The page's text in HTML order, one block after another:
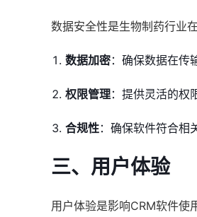
数据安全性是生物制药行业
数据加密：确保数据在传
权限管理：提供灵活的权
合规性：确保软件符合相
三、用户体验
用户体验是影响CRM软件使